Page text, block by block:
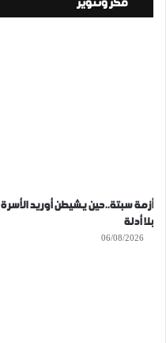
فكر وتنوير
أزمة سبتة..حين يشيطن أوريد الأسرة
بلا أدلة
06/08/2026